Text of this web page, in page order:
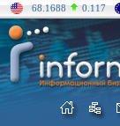
68.1688 0.117